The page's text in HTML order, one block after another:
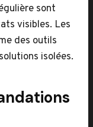
sont
visibles. Les
des outils
isolées.